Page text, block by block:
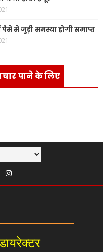
से जुड़ी समस्या होगी समाप्त
पाने के लिए